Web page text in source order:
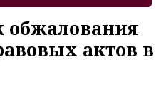
обжалования
актов в